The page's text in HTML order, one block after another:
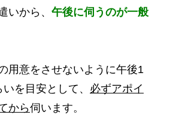
いから、 午後に伺うのが一般
用意をさせないように午後1
を目安として、 必ずアポイ
から伺います。